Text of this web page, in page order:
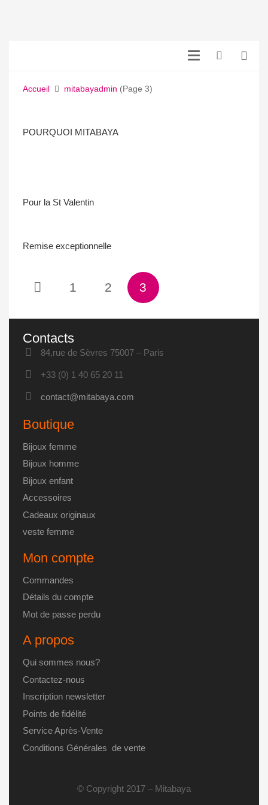
Accueil mitabayadmin (Page 3)
POURQUOI MITABAYA
Pour la St Valentin
Remise exceptionnelle
1 2 3
Contacts
84,rue de Sèvres 75007 – Paris
+33 (0) 1 40 65 20 11
contact@mitabaya.com
Boutique
Bijoux femme
Bijoux homme
Bijoux enfant
Accessoires
Cadeaux originaux
veste femme
Mon compte
Commandes
Détails du compte
Mot de passe perdu
A propos
Qui sommes nous?
Contactez-nous
Inscription newsletter
Points de fidélité
Service Après-Vente
Conditions Générales de vente
© Copyright 2017 – Mitabaya